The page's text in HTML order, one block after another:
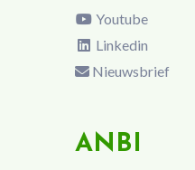
Youtube
Linkedin
Nieuwsbrief
ANBI